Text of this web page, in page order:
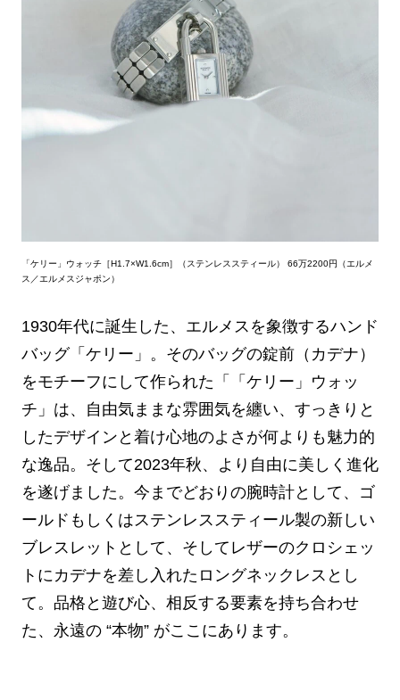
「ケリー」ウォッチ［H1.7×W1.6cm］（ステンレススティール） 66万2200円（エルメ
ス／エルメスジャポン）
1930年代に誕生した、エルメスを象徴するハンド
バッグ「ケリー」。そのバッグの錠前（カデナ）
をモチーフにして作られた「「ケリー」ウォッ
チ」は、自由気ままな雰囲気を纏い、すっきりと
したデザインと着け心地のよさが何よりも魅力的
な逸品。そして2023年秋、より自由に美しく進化
を遂げました。今までどおりの腕時計として、ゴ
ールドもしくはステンレススティール製の新しい
ブレスレットとして、そしてレザーのクロシェッ
トにカデナを差し入れたロングネックレスとし
て。品格と遊び心、相反する要素を持ち合わせ
た、永遠の “本物” がここにあります。